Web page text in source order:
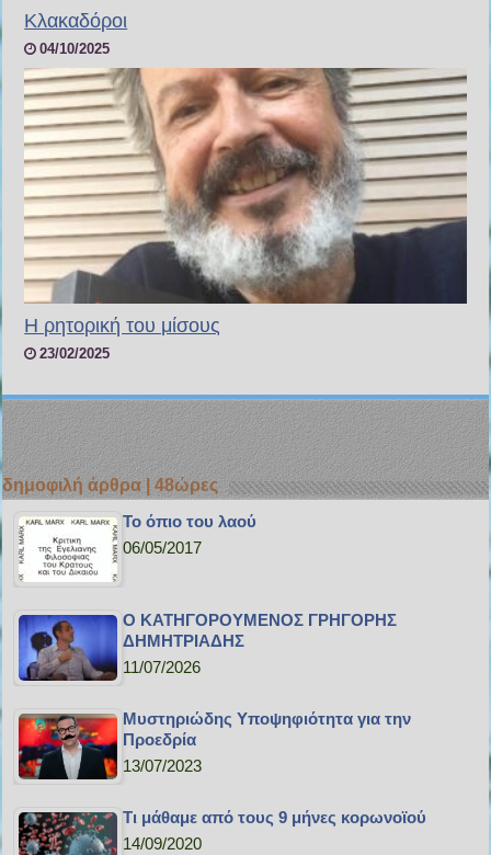
Κλακαδόροι
04/10/2025
Η ρητορική του μίσους
23/02/2025
δημοφιλή άρθρα | 48ώρες
Το όπιο του λαού
06/05/2017
Ο ΚΑΤΗΓΟΡΟΥΜΕΝΟΣ ΓΡΗΓΟΡΗΣ
ΔΗΜΗΤΡΙΑΔΗΣ
11/07/2026
Μυστηριώδης Υποψηφιότητα για την
Προεδρία
13/07/2023
Τι μάθαμε από τους 9 μήνες κορωνοϊού
14/09/2020